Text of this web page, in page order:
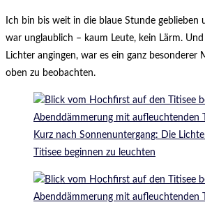
Ich bin bis weit in die blaue Stunde geblieben
war unglaublich – kaum Leute, kein Lärm.
Lichter angingen, war es ein ganz besonderer
oben zu beobachten.
Kurz nach Sonnenuntergang: Die
Titisee beginnen zu leuchten